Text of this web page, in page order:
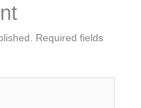
Required fields